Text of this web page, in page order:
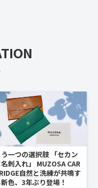
一つの選択肢 「セカン
名刺入れ」 MUZOSA CAR
自然と洗練が共鳴す
色、3年ぶり登場！